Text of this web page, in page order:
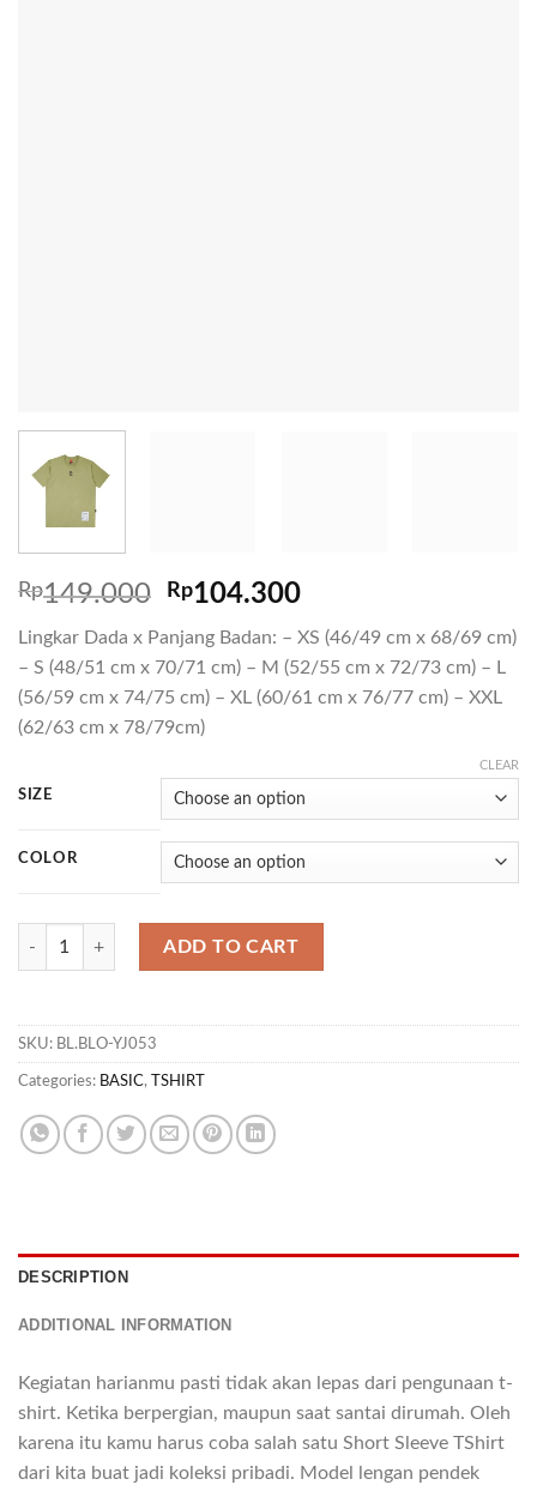
Rp149.000 Rp104.300
Lingkar Dada x Panjang Badan: – XS (46/49 cm x 68/69 cm)
– S (48/51 cm x 70/71 cm) – M (52/55 cm x 72/73 cm) – L
(56/59 cm x 74/75 cm) – XL (60/61 cm x 76/77 cm) – XXL
(62/63 cm x 78/79cm)
SIZE
COLOR
CLEAR
T VULTRA 02 quantity
ADD TO CART
SKU: BL.BLO-YJ053
Categories: BASIC, TSHIRT
DESCRIPTION
ADDITIONAL INFORMATION
Kegiatan harianmu pasti tidak akan lepas dari pengunaan t-
shirt. Ketika berpergian, maupun saat santai dirumah. Oleh
karena itu kamu harus coba salah satu Short Sleeve TShirt
dari kita buat jadi koleksi pribadi. Model lengan pendek